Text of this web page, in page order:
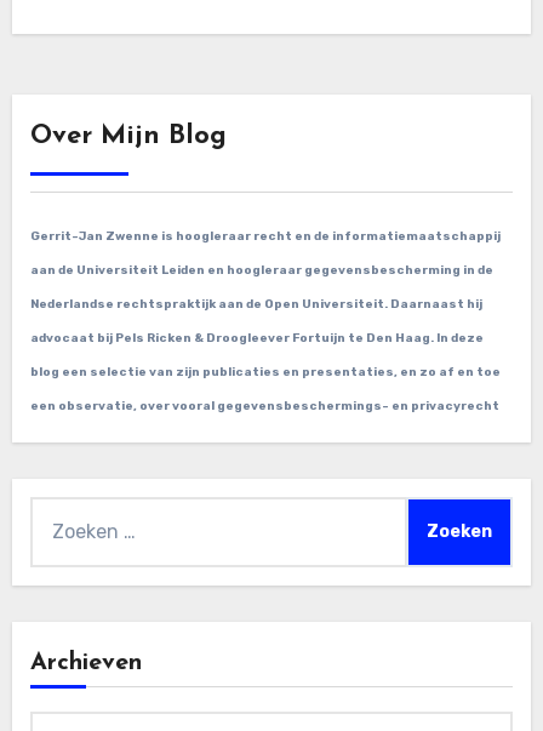
Over Mijn Blog
Gerrit-Jan Zwenne is hoogleraar recht en de informatiemaatschappij
aan de Universiteit Leiden en hoogleraar gegevensbescherming in de
Nederlandse rechtspraktijk aan de Open Universiteit. Daarnaast hij
advocaat bij Pels Ricken & Droogleever Fortuijn te Den Haag. In deze
blog een selectie van zijn publicaties en presentaties, en zo af en toe
een observatie, over vooral gegevensbeschermings- en privacyrecht
naar:
Archieven